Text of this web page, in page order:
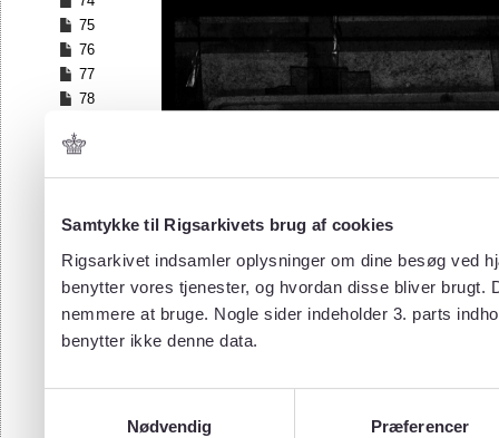
Samtykke til Rigsarkivets brug af cookies
Rigsarkivet indsamler oplysninger om dine besøg ved
benytter vores tjenester, og hvordan disse bliver
nemmere at bruge. Nogle sider indeholder 3. parts
benytter ikke denne data.
Nødvendig
Præferencer
75
76
77
78
80
83
85
86
87
88
90